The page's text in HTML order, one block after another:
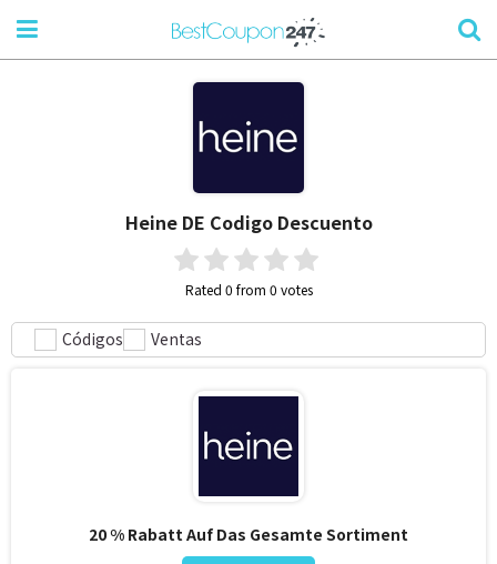
Heine DE Codigo Descuento
Rated 0 from 0 votes
Códigos Ventas
20 % Rabatt Auf Das Gesamte Sortiment